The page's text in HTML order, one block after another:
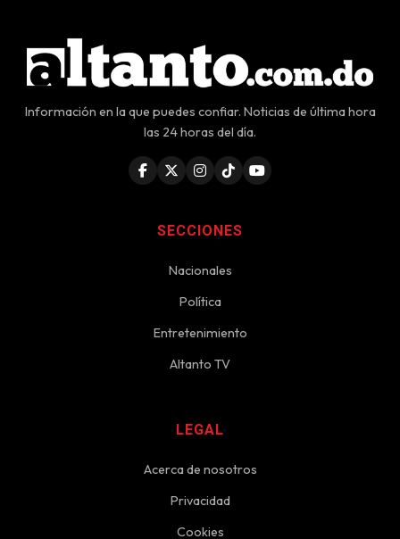
Información en la que puedes confiar. Noticias de última hora
las 24 horas del día.
SECCIONES
Nacionales
Política
Entretenimiento
Altanto TV
LEGAL
Acerca de nosotros
Privacidad
Cookies